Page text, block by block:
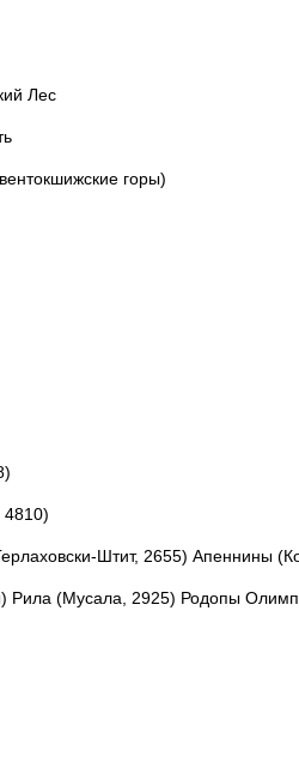
Лес
горы)
Штит, 2655) Апеннины
Рила (Мусала, 2925) Родопы Олимп